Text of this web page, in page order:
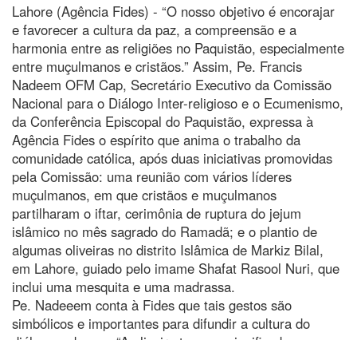
Lahore (Agência Fides) - “O nosso objetivo é encorajar
e favorecer a cultura da paz, a compreensão e a
harmonia entre as religiões no Paquistão, especialmente
entre muçulmanos e cristãos.” Assim, Pe. Francis
Nadeem OFM Cap, Secretário Executivo da Comissão
Nacional para o Diálogo Inter-religioso e o Ecumenismo,
da Conferência Episcopal do Paquistão, expressa à
Agência Fides o espírito que anima o trabalho da
comunidade católica, após duas iniciativas promovidas
pela Comissão: uma reunião com vários líderes
muçulmanos, em que cristãos e muçulmanos
partilharam o iftar, cerimônia de ruptura do jejum
islâmico no mês sagrado do Ramadã; e o plantio de
algumas oliveiras no distrito Islâmica de Markiz Bilal,
em Lahore, guiado pelo imame Shafat Rasool Nuri, que
inclui uma mesquita e uma madrassa.
Pe. Nadeeem conta à Fides que tais gestos são
simbólicos e importantes para difundir a cultura do